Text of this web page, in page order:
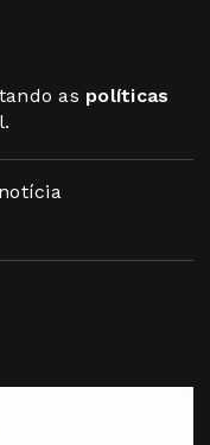
as políticas